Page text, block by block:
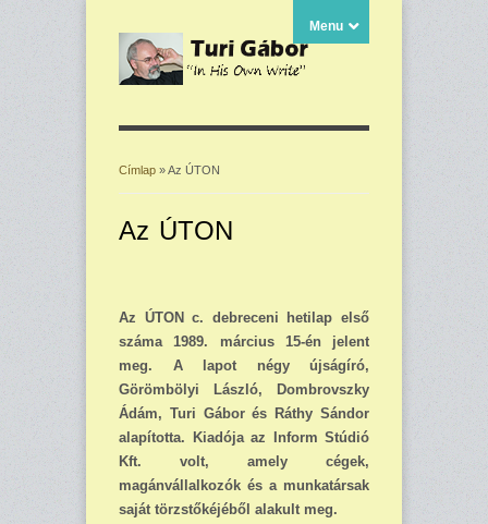
Menu
Címlap » Az ÚTON
Az ÚTON
Az ÚTON c. debreceni hetilap első
száma 1989. március 15-én jelent
meg. A lapot négy újságíró,
Görömbölyi László, Dombrovszky
Ádám, Turi Gábor és Ráthy Sándor
alapította. Kiadója az Inform Stúdió
Kft. volt, amely cégek,
magánvállalkozók és a munkatársak
saját törzstőkéjéből alakult meg.